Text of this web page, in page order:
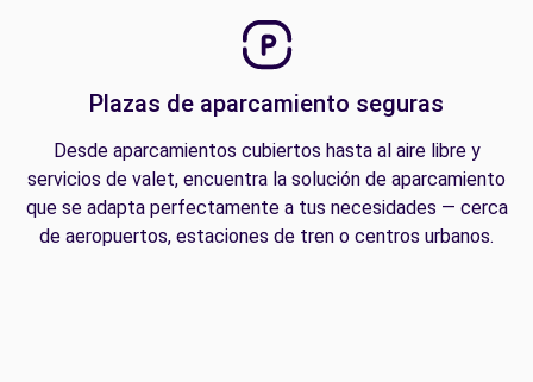
Plazas de aparcamiento seguras
Desde aparcamientos cubiertos hasta al aire libre y
servicios de valet, encuentra la solución de aparcamiento
que se adapta perfectamente a tus necesidades — cerca
de aeropuertos, estaciones de tren o centros urbanos.